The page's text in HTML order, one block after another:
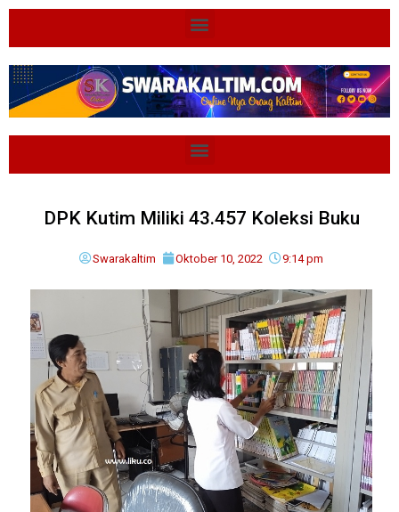
DPK Kutim Miliki 43.457 Koleksi Buku
Swarakaltim Oktober 10, 2022 9:14 pm